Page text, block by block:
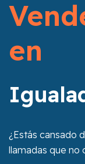
en
¿Estás cansado
llamadas que no